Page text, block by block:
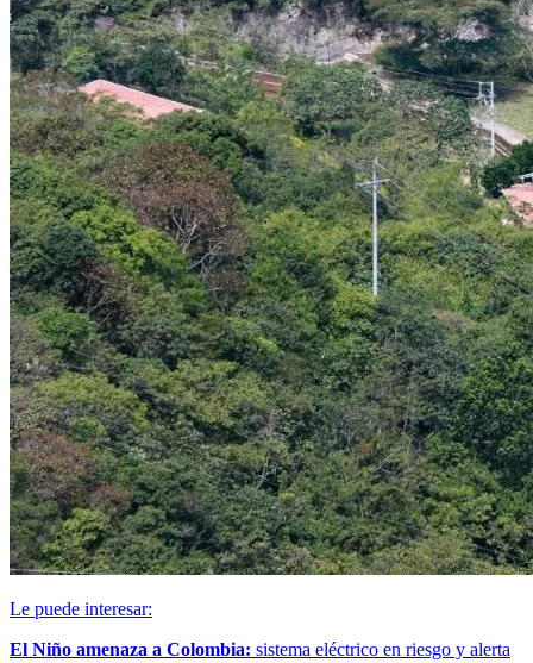
Le puede interesar:
El Niño amenaza a Colombia: sistema eléctrico en riesgo y alerta